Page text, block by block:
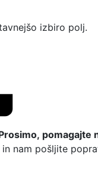
izbiro polj.
pomagajte
nam pošljite